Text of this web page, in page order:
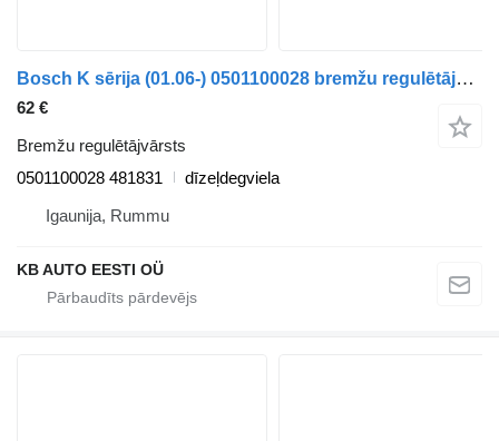
Bosch K sērija (01.06-) 0501100028 bremžu regulētājvārsts paredzēts Scania K,N,F-series bus (2006-) autobusa
62 €
Bremžu regulētājvārsts
0501100028 481831
dīzeļdegviela
Igaunija, Rummu
KB AUTO EESTI OÜ